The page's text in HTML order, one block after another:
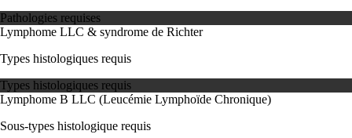
Pathologies requises
Lymphome LLC & syndrome de Richter
Types histologiques requis
Types histologiques requis
Lymphome B LLC (Leucémie Lymphoïde Chronique)
Sous-types histologique requis